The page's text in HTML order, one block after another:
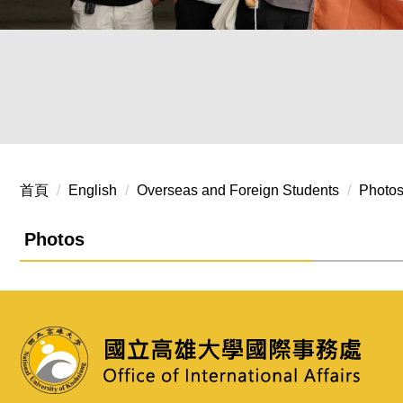
首頁 English Overseas and Foreign Students Photos
Photos